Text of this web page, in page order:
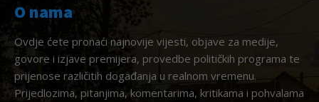
O nama
Ovdje ćete pronaći najnovije vijesti, objave za medije,
govore i izjave premijera, provedbe političkih programa te
prijenose različitih događanja u realnom vremenu.
Prijedlozima, pitanjima, komentarima, kritikama i pohvalama